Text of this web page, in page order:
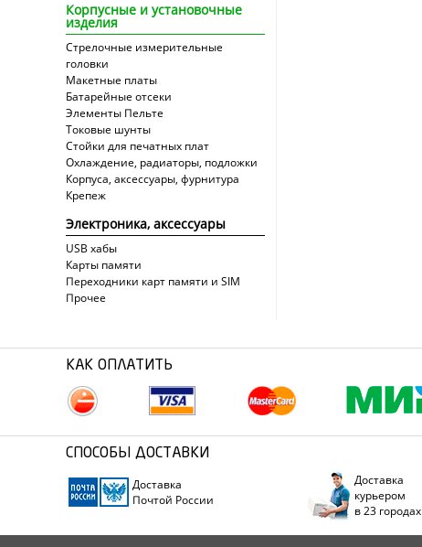
Корпусные и установочные
изделия
Стрелочные измерительные
головки
Макетные платы
Батарейные отсеки
Элементы Пельте
Токовые шунты
Стойки для печатных плат
Охлаждение, радиаторы, подложки
Корпуса, аксессуары, фурнитура
Крепеж
Электроника, аксессуары
USB хабы
Карты памяти
Переходники карт памяти и SIM
Прочее
КАК ОПЛАТИТЬ
СПОСОБЫ ДОСТАВКИ
Доставка
Почтой России
Доставка
курьером
в 23 городах